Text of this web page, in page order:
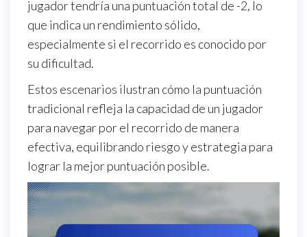
jugador tendría una puntuación total de -2, lo
que indica un rendimiento sólido,
especialmente si el recorrido es conocido por
su dificultad.
Estos escenarios ilustran cómo la puntuación
tradicional refleja la capacidad de un jugador
para navegar por el recorrido de manera
efectiva, equilibrando riesgo y estrategia para
lograr la mejor puntuación posible.